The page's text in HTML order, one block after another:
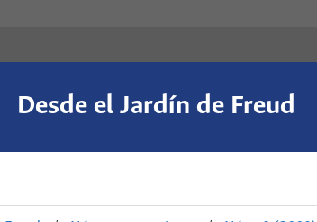
Desde el Jardín de Freud